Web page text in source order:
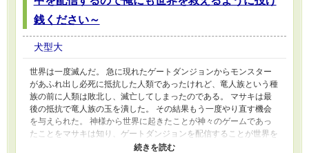
銭ください～
犬型大
世界は一度滅んだ。 急に現れたゲートダンジョンからモンスター
があふれ出し必死に抵抗した人類であったけれど、竜人族という種
族の前に人類は敗北し、滅亡してしまったのである。 マサキは最
後の抵抗で竜人族の玉を潰した。 その結果もう一度やり直す機会
を与えられた。 神様から世界に起きたことが神々のゲームであっ
たことをマサキは知り、ゲートダンジョンを配信することが世界を
救うことに繋がるのだということも知った。 どの神にも注目され